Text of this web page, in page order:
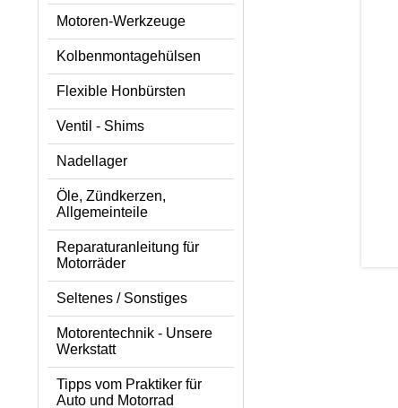
Motoren-Werkzeuge
Kolbenmontagehülsen
Flexible Honbürsten
Ventil - Shims
Nadellager
Öle, Zündkerzen,
Allgemeinteile
Reparaturanleitung für
Motorräder
Seltenes / Sonstiges
Motorentechnik - Unsere
Werkstatt
Tipps vom Praktiker für
Auto und Motorrad